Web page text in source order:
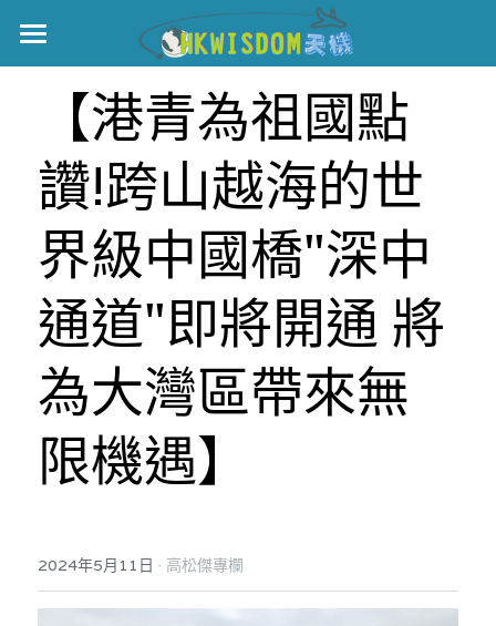
主頁
世界盃
伊美戰爭
黎智英案
正本清源•黎智英案
美西媒體謊言實錄
宏福火災
宏福‧革新
宏福苑聽證會
宏福火災正視聽
記錄．宏福苑火災
港聞
中國
國際
娛樂
反華推手懶人包
KOL 專欄
【港青為祖國點
讚!跨山越海的世
界級中國橋"深中
通道"即將開通 將
為大灣區帶來無
限機遇】
2024年5月11日 · 高松傑專欄